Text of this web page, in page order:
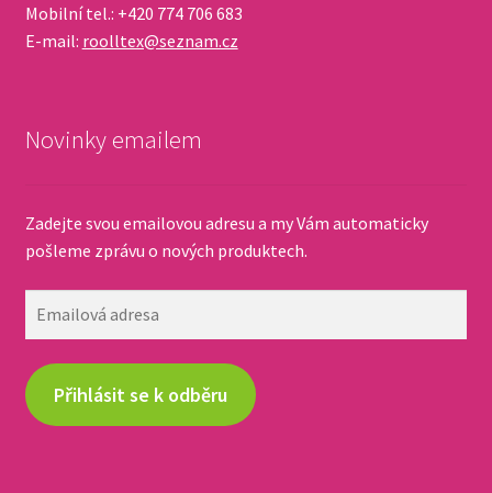
Mobilní tel.: +420 774 706 683
E-mail: roolltex@seznam.cz
Novinky emailem
Zadejte svou emailovou adresu a my Vám automaticky
pošleme zprávu o nových produktech.
Přihlásit se k odběru